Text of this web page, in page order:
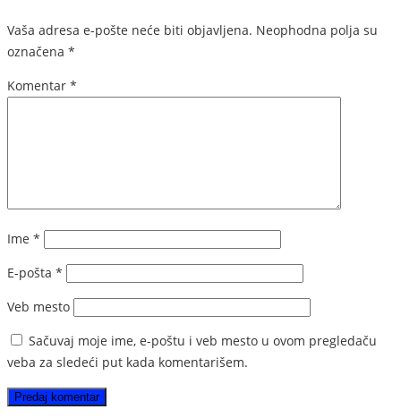
Vaša adresa e-pošte neće biti objavljena. Neophodna polja su
označena *
Komentar *
Ime *
E-pošta *
Veb mesto
Sačuvaj moje ime, e-poštu i veb mesto u ovom pregledaču
veba za sledeći put kada komentarišem.